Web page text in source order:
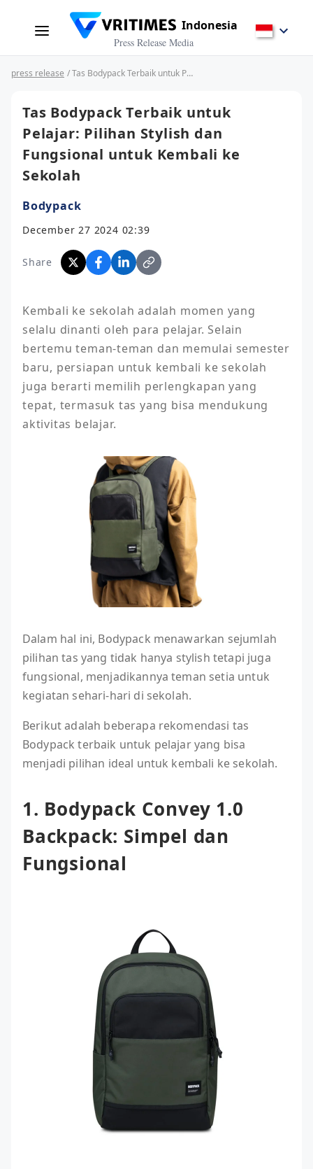
Indonesia
Press Release Media
press release / Tas Bodypack Terbaik untuk Pelajar: Pilihan Stylish dan Fungsional untuk Kembali ke Sekolah
Tas Bodypack Terbaik untuk
Pelajar: Pilihan Stylish dan
Fungsional untuk Kembali ke
Sekolah
Bodypack
December 27 2024 02:39
Share
Kembali ke sekolah adalah momen yang
selalu dinanti oleh para pelajar. Selain
bertemu teman-teman dan memulai semester
baru, persiapan untuk kembali ke sekolah
juga berarti memilih perlengkapan yang
tepat, termasuk tas yang bisa mendukung
aktivitas belajar.
Dalam hal ini, Bodypack menawarkan sejumlah
pilihan tas yang tidak hanya stylish tetapi juga
fungsional, menjadikannya teman setia untuk
kegiatan sehari-hari di sekolah.
Berikut adalah beberapa rekomendasi tas
Bodypack terbaik untuk pelajar yang bisa
menjadi pilihan ideal untuk kembali ke sekolah.
1. Bodypack Convey 1.0
Backpack: Simpel dan
Fungsional